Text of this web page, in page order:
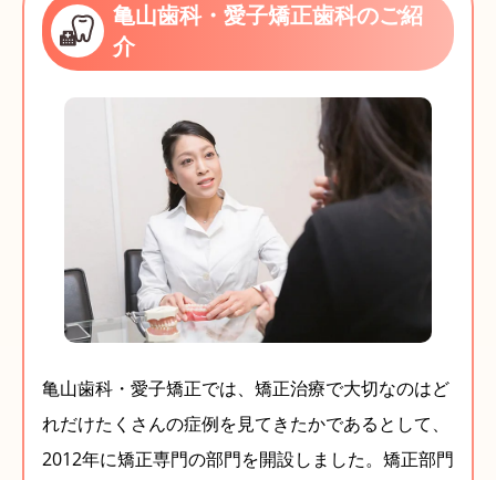
亀山歯科・愛子矯正歯科のご紹
介
亀山歯科・愛子矯正では、矯正治療で大切なのはど
れだけたくさんの症例を見てきたかであるとして、
2012年に矯正専門の部門を開設しました。矯正部門